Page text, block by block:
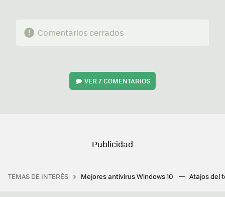
Comentarios cerrados
VER7 COMENTARIOS
TEMAS DE INTERÉS Mejores antivirus Windows 10 Atajos del